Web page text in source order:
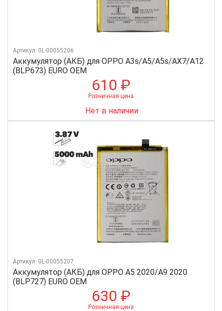
Аккумулятор (АКБ) для OPPO A3s/A5/A5s/AX7/A12
(BLP673) EURO OEM
Артикул: 0L-00055206
610 ₽
Розничная цена
Нет в наличии
Аккумулятор (АКБ) для OPPO A5 2020/A9 2020
(BLP727) EURO OEM
Артикул: 0L-00055207
630 ₽
Розничная цена